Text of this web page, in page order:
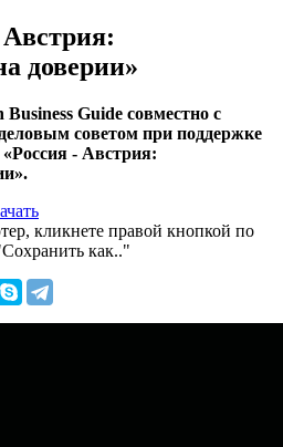
доверии»
Guide совместно с
советом при поддержке
- Австрия:
кликнете правой кнопкой по
как.."